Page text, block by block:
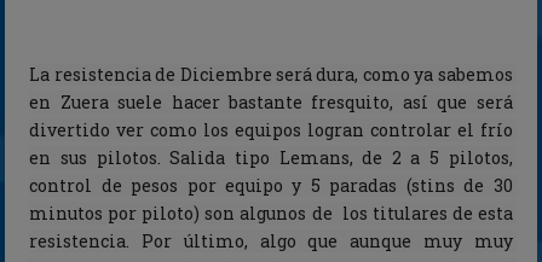
La resistencia de Diciembre será dura, como ya sabemos
en Zuera suele hacer bastante fresquito, así que será
divertido ver como los equipos logran controlar el frío
en sus pilotos. Salida tipo Lemans, de 2 a 5 pilotos,
control de pesos por equipo y 5 paradas (stins de 30
minutos por piloto) son algunos de  los titulares de esta
resistencia. Por último, algo que aunque muy muy